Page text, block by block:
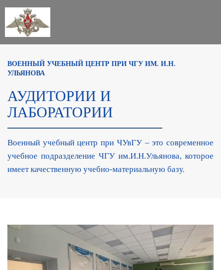
ВОЕННЫЙ УЧЕБНЫЙ ЦЕНТР ПРИ ЧГУ ИМ. И.Н.
УЛЬЯНОВА
АУДИТОРИИ И
ЛАБОРАТОРИИ
Военный учебный центр при ЧУвГУ – это современное
учебное подразделение ЧГУ им.И.Н.Ульянова, которое
имеет качественную учебно-материальную базу.